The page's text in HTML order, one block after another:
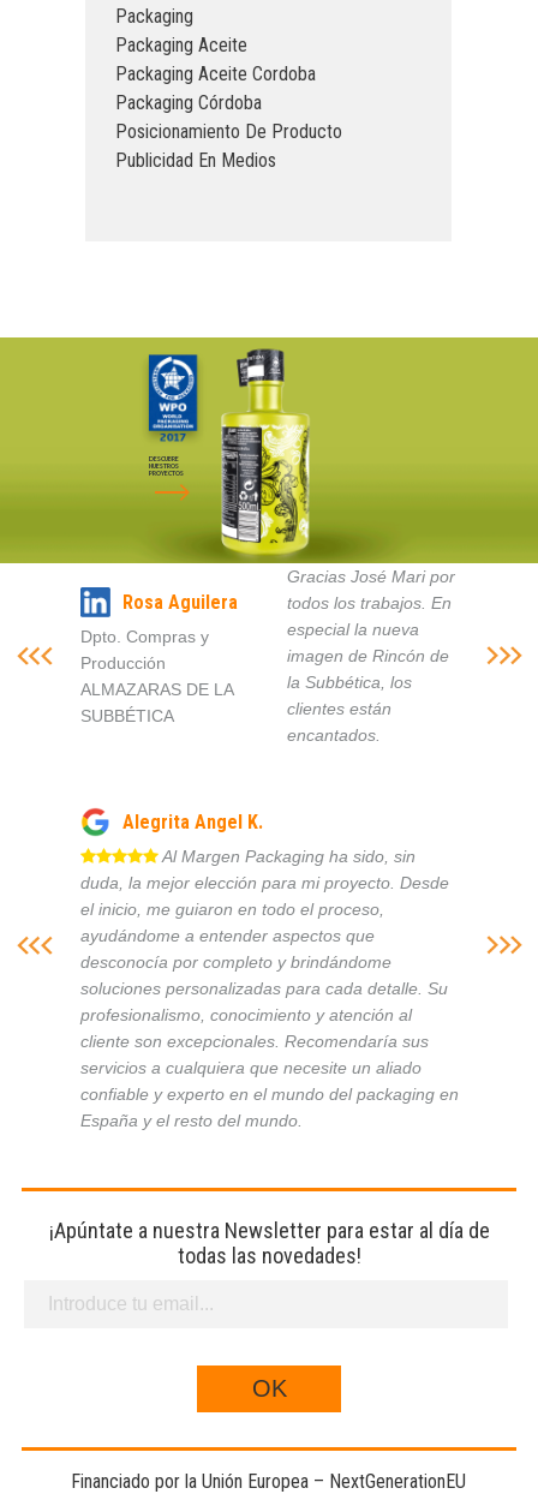
Packaging
Packaging Aceite
Packaging Aceite Cordoba
Packaging Córdoba
Posicionamiento De Producto
Publicidad En Medios
DESCUBRE
NUESTROS
PROYECTOS
Rosa Aguilera
Dpto. Compras y
Producción
ALMAZARAS DE LA
SUBBÉTICA
Gracias José Mari por
todos los trabajos. En
especial la nueva
imagen de Rincón de
la Subbética, los
clientes están
encantados.
Alegrita Angel K.
Al Margen Packaging ha sido, sin
duda, la mejor elección para mi proyecto. Desde
el inicio, me guiaron en todo el proceso,
ayudándome a entender aspectos que
desconocía por completo y brindándome
soluciones personalizadas para cada detalle. Su
profesionalismo, conocimiento y atención al
cliente son excepcionales. Recomendaría sus
servicios a cualquiera que necesite un aliado
confiable y experto en el mundo del packaging en
España y el resto del mundo.
¡Apúntate a nuestra Newsletter para estar al día de
todas las novedades!
Financiado por la Unión Europea – NextGenerationEU